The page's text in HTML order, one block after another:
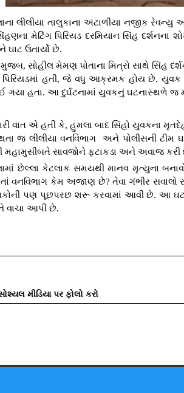
લીલીયા તાલુકાના અંટાળીયા નજીક
મેટિંગ પિરિયડ દરમિયાન સિંહ દર્શનના
ઉતાર્યો છે.
મુજબ, સોહીલ મેમણ પોતાના મિત્રો સાથે સિંહ
પિરિયડમાં હતી, જે વધુ આક્રમક હોય છે.
ગયા હતા. આ દુર્ઘટનામાં યુવકનું ઘટનાસ્થળે જ
વાત એ હતી કે, હુમલા બાદ સિંહો યુવકના
જ લીલીયા વનવિભાગ અને પોલીસની ટીમ
મહામુસીબતે સાવજોને ફટાકડા અને અવાજ
છેલ્લા કેટલાક સમયથી માનવ મૃત્યુના
વનવિભાગ કેમ અજાણ છે? તેવા ગંભીર સવાલો
પણ પૂછપરછ શરૂ કરવામાં આવી છે. આ
વાચા આપી છે.
મીડિયા પર ફોલો કરો